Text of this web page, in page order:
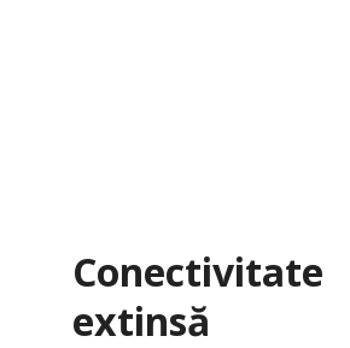
Conectivitate
extinsă